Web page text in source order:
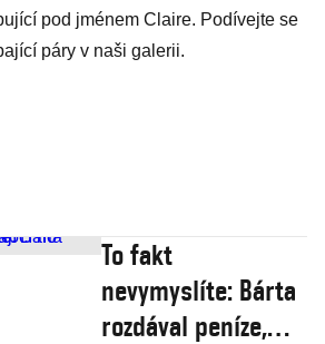
pod jménem Claire. Podívejte se
páry v naši galerii.
To fakt
nevymyslíte: Bárta
rozdával peníze,